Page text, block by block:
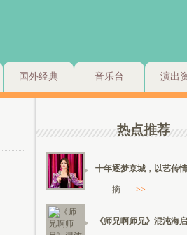
国外经典 音乐台 演出
热点推荐
十年逐梦京城，以艺传
摘 ... >>
《师兄啊师兄》混沌海